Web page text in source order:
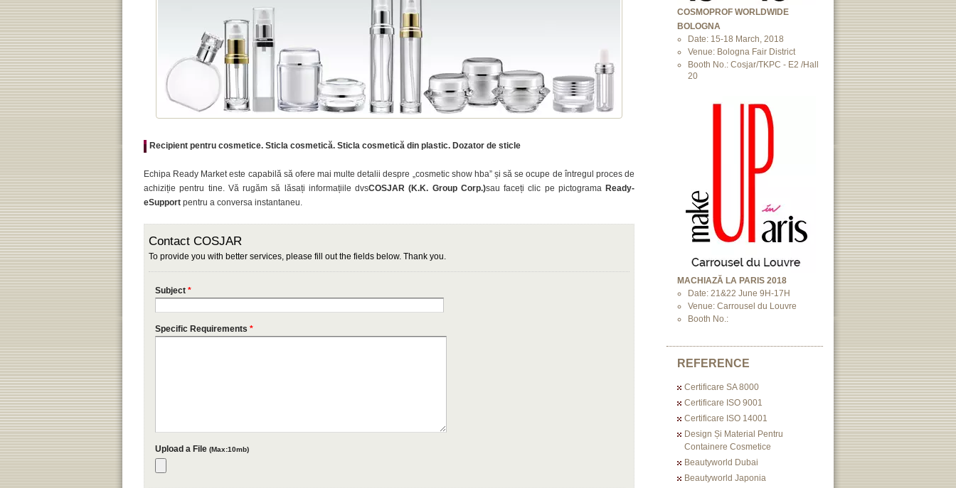
Recipient pentru cosmetice. Sticla cosmetică. Sticla cosmetică din plastic. Dozator de sticle
Echipa Ready Market este capabilă să ofere mai multe detalii despre „cosmetic show hba” și să se ocupe de întregul proces de
achiziție pentru tine. Vă rugăm să lăsați informațiile dvsCOSJAR (K.K. Group Corp.)sau faceți clic pe pictograma Ready-
eSupport pentru a conversa instantaneu.
COSMOPROF WORLDWIDE
BOLOGNA
Date: 15-18 March, 2018
Venue: Bologna Fair District
Booth No.: Cosjar/TKPC - E2 /Hall
20
MACHIAZĂ LA PARIS 2018
Date: 21&22 June 9H-17H
Venue: Carrousel du Louvre
Booth No.:
REFERENCE
Certificare SA 8000
Certificare ISO 9001
Certificare ISO 14001
Design Și Material Pentru
Containere Cosmetice
Beautyworld Dubai
Beautyworld Japonia